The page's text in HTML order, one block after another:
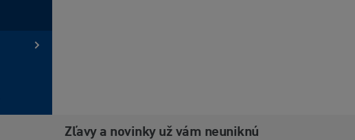
Zľavy a novinky už vám neuniknú